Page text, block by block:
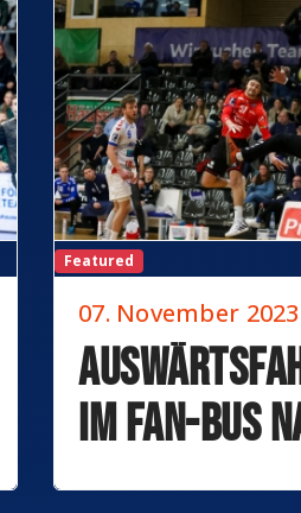
Featured
im Fan-Bus
07. November 2023